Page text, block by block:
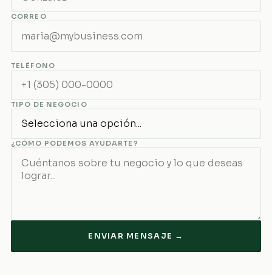
CORREO
TELÉFONO
TIPO DE NEGOCIO
¿CÓMO PODEMOS AYUDARTE?
ENVIAR MENSAJE →